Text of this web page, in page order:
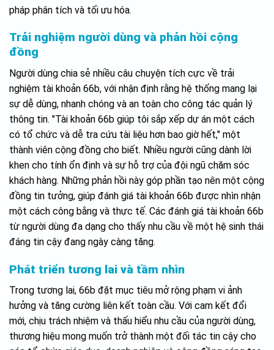
pháp phân tích và tối ưu hóa.
Trải nghiệm người dùng và phản hồi cộng
đồng
Người dùng chia sẻ nhiều câu chuyện tích cực về trải
nghiệm tài khoản 66b, với nhận định rằng hệ thống mang lại
sự dễ dùng, nhanh chóng và an toàn cho công tác quản lý
thông tin. "Tài khoản 66b giúp tôi sắp xếp dự án một cách
có tổ chức và dễ tra cứu tài liệu hơn bao giờ hết," một
thành viên cộng đồng cho biết. Nhiều người cũng dành lời
khen cho tính ổn định và sự hỗ trợ của đội ngũ chăm sóc
khách hàng. Những phản hồi này góp phần tạo nên một cộng
đồng tin tưởng, giúp đánh giá tài khoản 66b được nhìn nhận
một cách công bằng và thực tế. Các đánh giá tài khoản 66b
từ người dùng đa dạng cho thấy nhu cầu về một hệ sinh thái
đáng tin cậy đang ngày càng tăng.
Phát triển tương lai và tầm nhìn
Trong tương lai, 66b đặt mục tiêu mở rộng phạm vi ảnh
hưởng và tăng cường liên kết toàn cầu. Với cam kết đổi
mới, chịu trách nhiệm và thấu hiểu nhu cầu của người dùng,
thương hiệu mong muốn trở thành một đối tác tin cậy cho